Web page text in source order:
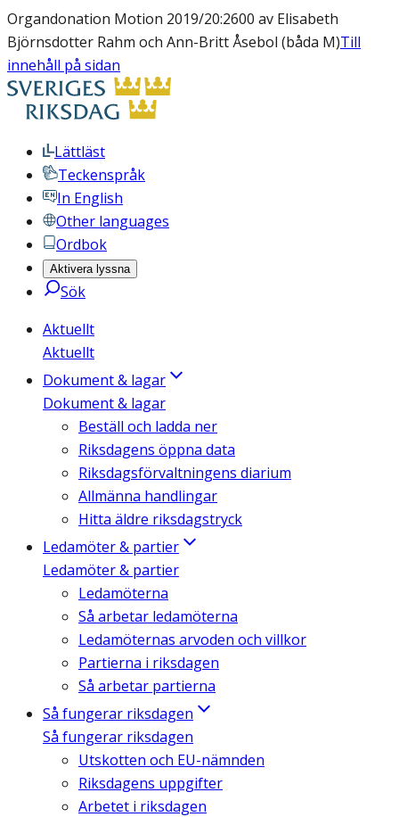
Organdonation Motion 2019/20:2600 av Elisabeth
Björnsdotter Rahm och Ann-Britt Åsebol (båda M)Till
innehåll på sidan
Lättläst
Teckenspråk
In English
Other languages
Ordbok
Aktivera lyssna
Sök
Aktuellt
Aktuellt
Dokument & lagar
Dokument & lagar
Beställ och ladda ner
Riksdagens öppna data
Riksdagsförvaltningens diarium
Allmänna handlingar
Hitta äldre riksdagstryck
Ledamöter & partier
Ledamöter & partier
Ledamöterna
Så arbetar ledamöterna
Ledamöternas arvoden och villkor
Partierna i riksdagen
Så arbetar partierna
Så fungerar riksdagen
Så fungerar riksdagen
Utskotten och EU-nämnden
Riksdagens uppgifter
Arbetet i riksdagen